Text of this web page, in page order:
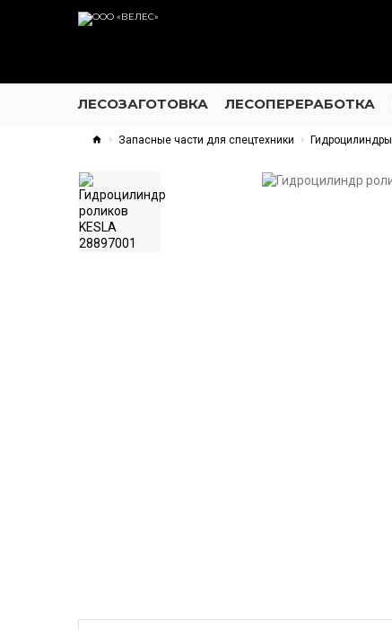
ЛЕСОЗАГОТОВКА ЛЕСОПЕРЕРАБОТКА
Запасные части для спецтехники Гидроцилиндры